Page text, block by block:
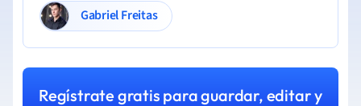
Gabriel Freitas
Regístrate gratis para guardar, editar y